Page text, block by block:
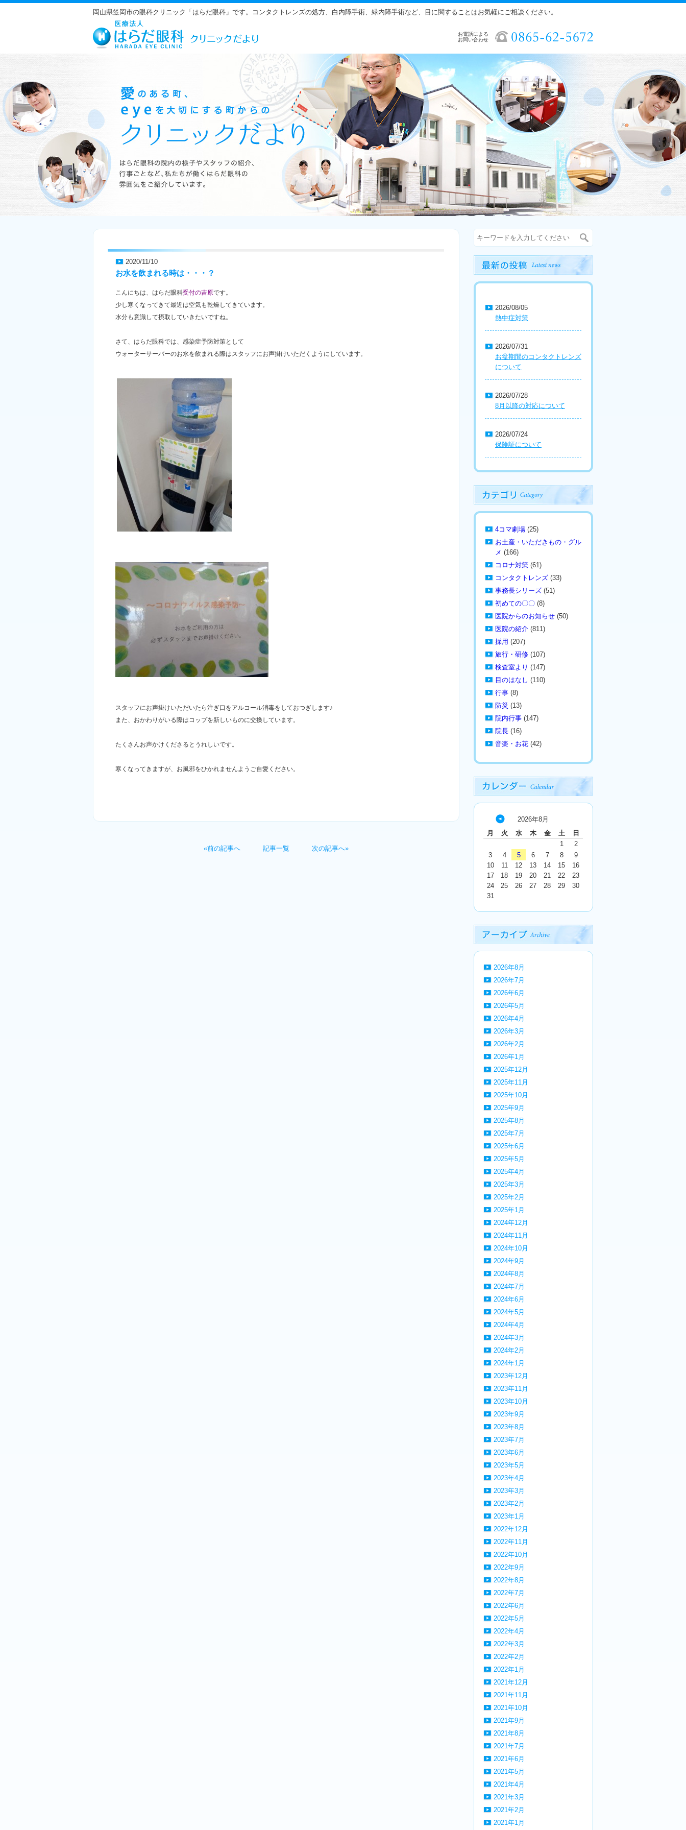
岡山県笠岡市の眼科クリニック「はらだ眼科」です。コンタクトレンズの処方、白内障手術、緑内障手術など、目に関することはお気軽にご相談ください。
お電話による
お問い合わせ
2020/11/10
お水を飲まれる時は・・・？
こんにちは、はらだ眼科受付の吉原です。
少し寒くなってきて最近は空気も乾燥してきています。
水分も意識して摂取していきたいですね。
さて、はらだ眼科では、感染症予防対策として
ウォーターサーバーのお水を飲まれる際はスタッフにお声掛けいただくようにしています。
スタッフにお声掛けいただいたら注ぎ口をアルコール消毒をしておつぎします♪
また、おかわりがいる際はコップを新しいものに交換しています。
たくさんお声かけくださるとうれしいです。
寒くなってきますが、お風邪をひかれませんようご自愛ください。
«前の記事へ 記事一覧 次の記事へ»
2026/08/05
熱中症対策
2026/07/31
お盆期間のコンタクトレンズ
について
2026/07/28
8月以降の対応について
2026/07/24
保険証について
4コマ劇場 (25)
お土産・いただきもの・グル
メ (166)
コロナ対策 (61)
コンタクトレンズ (33)
事務長シリーズ (51)
初めての〇〇 (8)
医院からのお知らせ (50)
医院の紹介 (811)
採用 (207)
旅行・研修 (107)
検査室より (147)
目のはなし (110)
行事 (8)
防災 (13)
院内行事 (147)
院長 (16)
音楽・お花 (42)
2026年8月
月
火 水 木 金 土 日
« 7
月
1
2
3
4 5 6 7 8
9
10
11 12 13 14 15
16
17
18 19 20 21 22
23
24
25 26 27 28 29
30
31
2026年8月
2026年7月
2026年6月
2026年5月
2026年4月
2026年3月
2026年2月
2026年1月
2025年12月
2025年11月
2025年10月
2025年9月
2025年8月
2025年7月
2025年6月
2025年5月
2025年4月
2025年3月
2025年2月
2025年1月
2024年12月
2024年11月
2024年10月
2024年9月
2024年8月
2024年7月
2024年6月
2024年5月
2024年4月
2024年3月
2024年2月
2024年1月
2023年12月
2023年11月
2023年10月
2023年9月
2023年8月
2023年7月
2023年6月
2023年5月
2023年4月
2023年3月
2023年2月
2023年1月
2022年12月
2022年11月
2022年10月
2022年9月
2022年8月
2022年7月
2022年6月
2022年5月
2022年4月
2022年3月
2022年2月
2022年1月
2021年12月
2021年11月
2021年10月
2021年9月
2021年8月
2021年7月
2021年6月
2021年5月
2021年4月
2021年3月
2021年2月
2021年1月